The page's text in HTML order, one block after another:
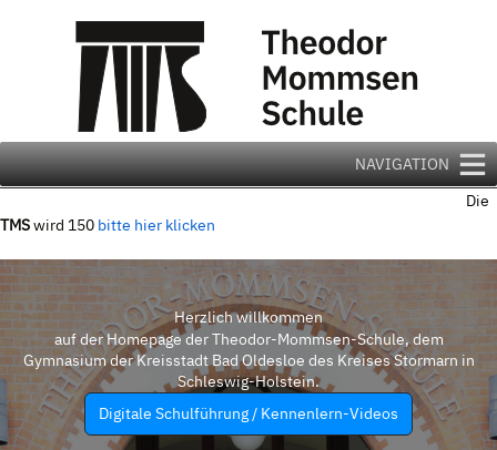
NAVIGATION
Die
TMSwird 150 bitte hier klicken
Herzlich willkommen
auf der Homepage der Theodor-Mommsen-Schule, dem
Gymnasium der Kreisstadt Bad Oldesloe des Kreises Stormarn in
Schleswig-Holstein.
Digitale Schulführung / Kennenlern-Videos